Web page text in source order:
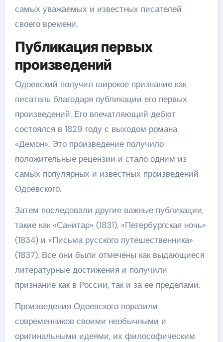
самых уважаемых и известных писателей
своего времени.
Публикация первых
произведений
Одоевский получил широкое признание как
писатель благодаря публикации его первых
произведений. Его впечатляющий дебют
состоялся в 1829 году с выходом романа
«Демон». Это произведение получило
положительные рецензии и стало одним из
самых популярных и известных произведений
Одоевского.
Затем последовали другие важные публикации,
такие как «Санитар» (1831), «Петербургская ночь»
(1834) и «Письма русского путешественника»
(1837). Все они были отмечены как выдающиеся
литературные достижения и получили
признание как в России, так и за ее пределами.
Произведения Одоевского поразили
современников своими необычными и
оригинальными идеями, их философическим